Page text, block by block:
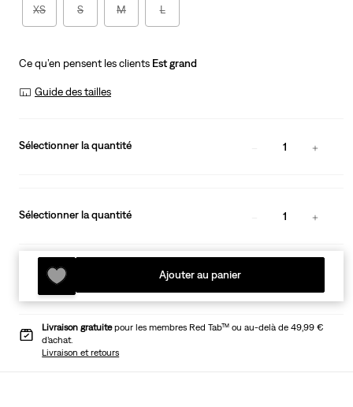
XS S M L
Ce qu’en pensent les clients Est grand
Guide des tailles
Sélectionner la quantité 1
Sélectionner la quantité 1
Ajouter au panier
Livraison gratuitepour les membres Red Tab™ ou au-delà de 49,99 €
d’achat.
Livraison et retours